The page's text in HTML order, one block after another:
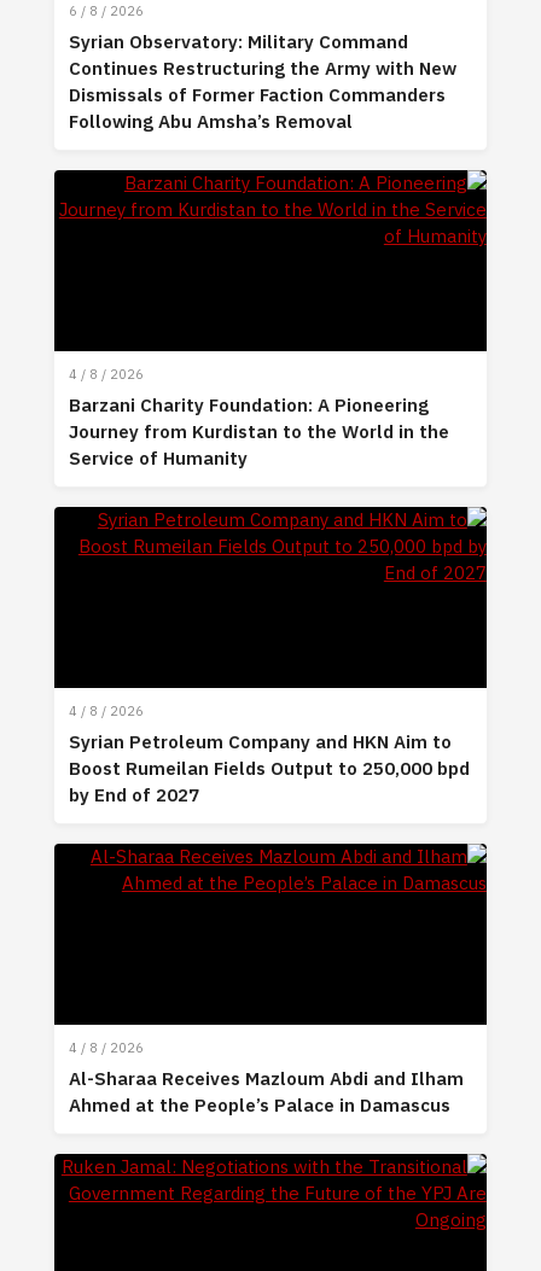
6 / 8 / 2026
Syrian Observatory: Military Command
Continues Restructuring the Army with New
Dismissals of Former Faction Commanders
Following Abu Amsha’s Removal
4 / 8 / 2026
Barzani Charity Foundation: A Pioneering
Journey from Kurdistan to the World in the
Service of Humanity
4 / 8 / 2026
Syrian Petroleum Company and HKN Aim to
Boost Rumeilan Fields Output to 250,000 bpd
by End of 2027
4 / 8 / 2026
Al-Sharaa Receives Mazloum Abdi and Ilham
Ahmed at the People’s Palace in Damascus